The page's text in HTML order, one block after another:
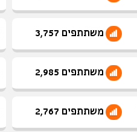
משתתפים 3,757
משתתפים 2,985
משתתפים 2,767